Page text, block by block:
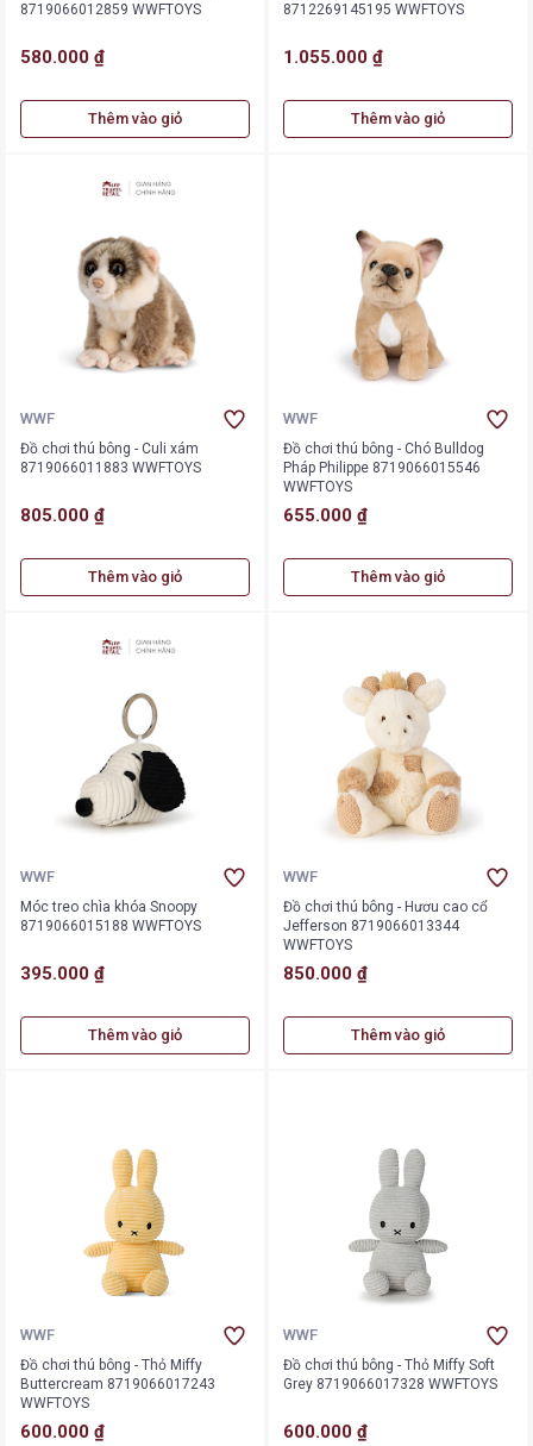
8719066012859 WWFTOYS
580.000 ₫
Thêm vào giỏ
8712269145195 WWFTOYS
1.055.000 ₫
Thêm vào giỏ
WWF
Đồ chơi thú bông - Culi xám
8719066011883 WWFTOYS
805.000 ₫
Thêm vào giỏ
WWF
Đồ chơi thú bông - Chó Bulldog
Pháp Philippe 8719066015546
WWFTOYS
655.000 ₫
Thêm vào giỏ
WWF
Móc treo chìa khóa Snoopy
8719066015188 WWFTOYS
395.000 ₫
Thêm vào giỏ
WWF
Đồ chơi thú bông - Hươu cao cổ
Jefferson 8719066013344
WWFTOYS
850.000 ₫
Thêm vào giỏ
WWF
Đồ chơi thú bông - Thỏ Miffy
Buttercream 8719066017243
WWFTOYS
600.000 ₫
WWF
Đồ chơi thú bông - Thỏ Miffy Soft
Grey 8719066017328 WWFTOYS
600.000 ₫